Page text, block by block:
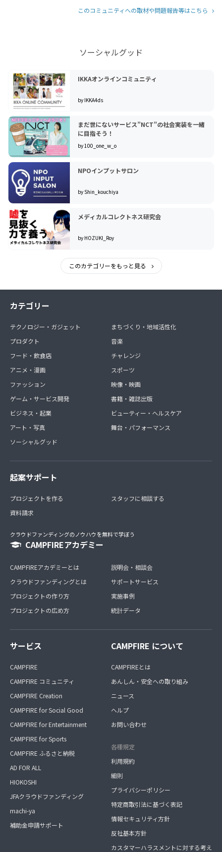
このコミュニティへの取材や問題報告等はこちら
ソーシャルグッド
IKKAオンラインコミュニティ
by IKKA4ds
まだ世にないサービス”NCT”の社会実装を一緒
に目指そう！
by 100_one_w_o
NPOインプットサロン
by Shin_kouchiya
メディカルコレクトネス研究会
by HOZUKI_Roy
このカテゴリーをもっと見る
カテゴリー
テクノロジー・ガジェット
プロダクト
フード・飲食店
アニメ・漫画
ファッション
ゲーム・サービス開発
ビジネス・起業
アート・写真
ソーシャルグッド
まちづくり・地域活性化
音楽
チャレンジ
スポーツ
映像・映画
書籍・雑誌出版
ビューティー・ヘルスケア
舞台・パフォーマンス
起案サポート
プロジェクトを作る
資料請求
スタッフに相談する
クラウドファンディングのノウハウを無料で学ぼう
CAMPFIREアカデミー
CAMPFIREアカデミーとは
クラウドファンディングとは
プロジェクトの作り方
プロジェクトの広め方
説明会・相談会
サポートサービス
実施事例
統計データ
サービス
CAMPFIRE
CAMPFIRE コミュニティ
CAMPFIRE Creation
CAMPFIRE for Social Good
CAMPFIRE for Entertainment
CAMPFIRE for Sports
CAMPFIRE ふるさと納税
AD FOR ALL
HIOKOSHI
JFAクラウドファンディング
machi-ya
補助金申請サポート
CAMPFIRE について
CAMPFIREとは
あんしん・安全への取り組み
ニュース
ヘルプ
お問い合わせ
各種規定
利用規約
細則
プライバシーポリシー
特定商取引法に基づく表記
情報セキュリティ方針
反社基本方針
カスタマーハラスメントに対する考え